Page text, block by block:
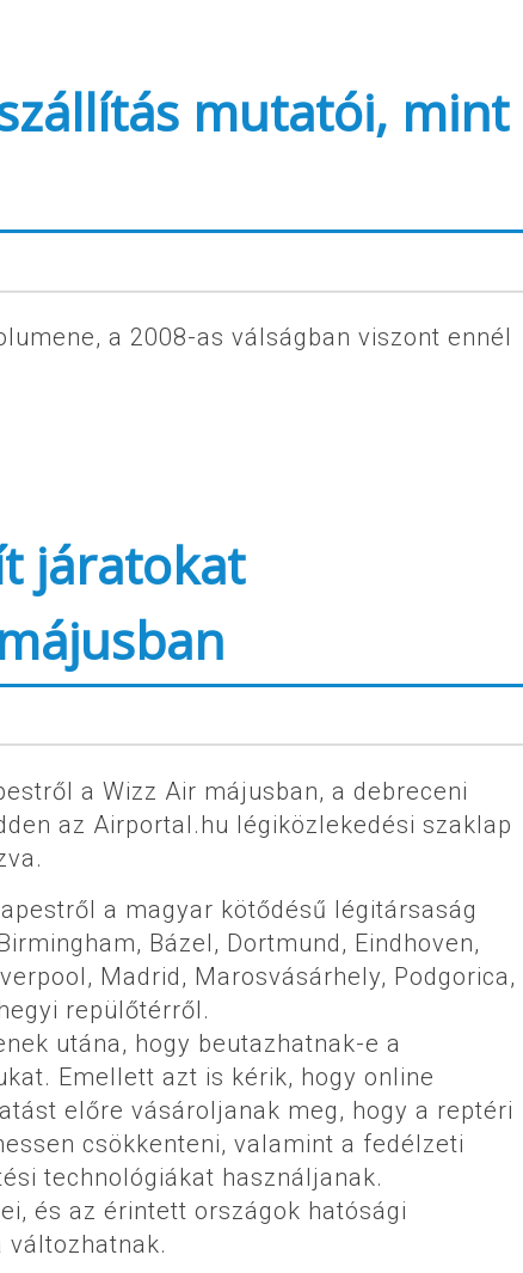
mutatói, mint
a 2008-as válságban viszont ennél
járatokat
a Wizz Air májusban, a debreceni
az Airportal.hu légiközlekedési szaklap
a magyar kötődésű légitársaság
Bázel, Dortmund, Eindhoven,
Madrid, Marosvásárhely, Podgorica,
repülőtérről.
utána, hogy beutazhatnak-e a
Emellett azt is kérik, hogy online
előre vásároljanak meg, hogy a reptéri
csökkenteni, valamint a fedélzeti
technológiákat használjanak.
és az érintett országok hatósági
változhatnak.